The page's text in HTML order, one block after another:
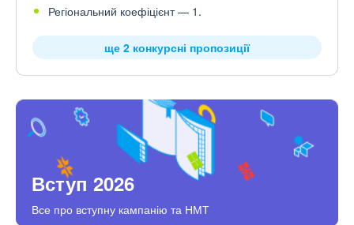
Регіональний коефіцієнт — 1.
ще 2 конкурсні пропозиції
Вступ 2026
Все про вступну кампанію та НМТ